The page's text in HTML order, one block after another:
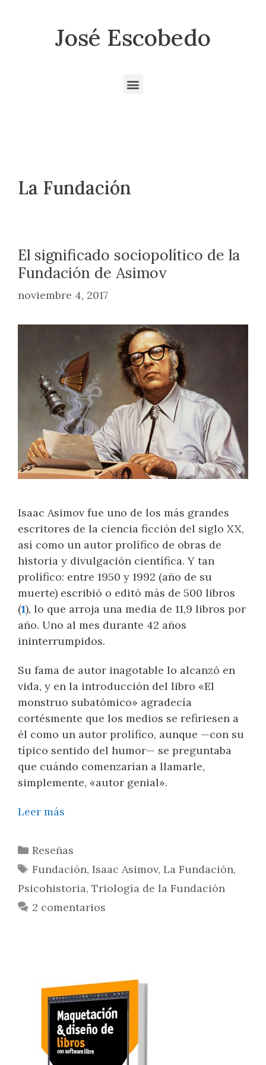
José Escobedo
La Fundación
El significado sociopolítico de la
Fundación de Asimov
noviembre 4, 2017
Isaac Asimov fue uno de los más grandes
escritores de la ciencia ficción del siglo XX,
así como un autor prolífico de obras de
historia y divulgación científica. Y tan
prolífico: entre 1950 y 1992 (año de su
muerte) escribió o editó más de 500 libros
(1), lo que arroja una media de 11,9 libros por
año. Uno al mes durante 42 años
ininterrumpidos.
Su fama de autor inagotable lo alcanzó en
vida, y en la introducción del libro «El
monstruo subatómico» agradecía
cortésmente que los medios se refiriesen a
él como un autor prolífico, aunque —con su
típico sentido del humor— se preguntaba
que cuándo comenzarían a llamarle,
simplemente, «autor genial».
Leer más
Reseñas
Fundación, Isaac Asimov, La Fundación,
Psicohistoria, Triología de la Fundación
2 comentarios